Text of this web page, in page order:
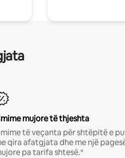
mujore të thjeshta
të veçanta për shtëpitë e
qira afatgjata dhe me një
pa tarifa shtesë.*